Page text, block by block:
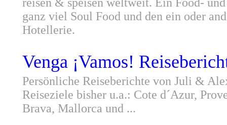
ganz viel Soul Food und den ein oder
Hotellerie.
Venga ¡Vamos!
Persönliche Reiseberichte von Juli &
Reiseziele bisher u.a.: Cote d´Azur,
Brava, Mallorca und ...